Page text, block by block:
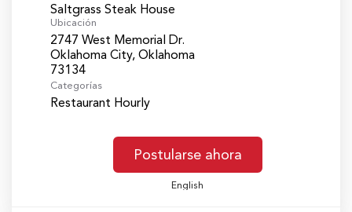
Saltgrass Steak House
Ubicación
2747 West Memorial Dr.
Oklahoma City, Oklahoma
Categorías
Restaurant Hourly
Postularse ahora
English